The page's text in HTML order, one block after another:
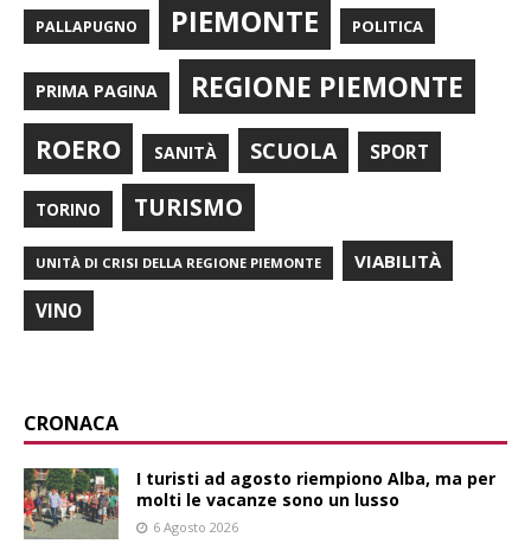
PALLAPUGNO PIEMONTE POLITICA
PRIMA PAGINA REGIONE PIEMONTE
ROERO SANITÀ SCUOLA SPORT
TORINO TURISMO
UNITÀ DI CRISI DELLA REGIONE PIEMONTE VIABILITÀ
VINO
CRONACA
I turisti ad agosto riempiono Alba, ma per
molti le vacanze sono un lusso
6 Agosto 2026